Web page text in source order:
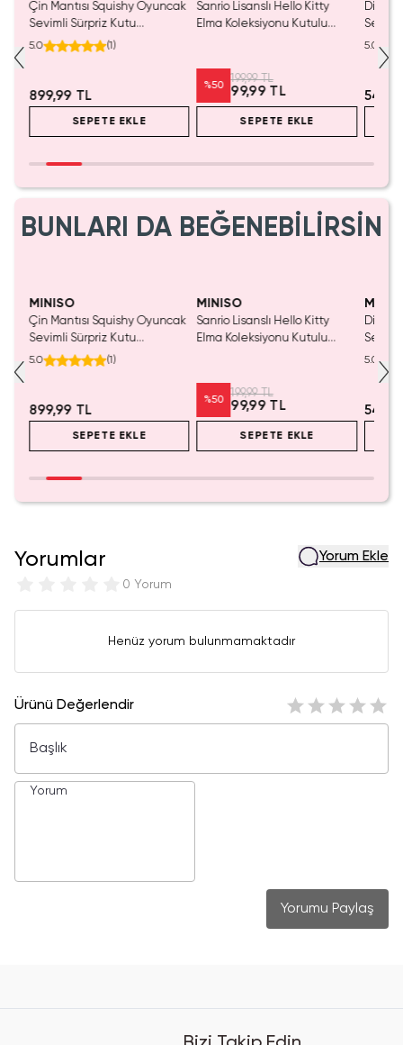
Çin Mantısı Squishy Oyuncak
Sevimli Sürpriz Kutu
Deneyimi - Blind Box
5.0 (1)
899,99 TL
SEPETE EKLE
Sanrio Lisanslı Hello Kitty
Elma Koleksiyonu Kutulu
%50
199,99 TL
99,99 TL
SEPETE EKLE
Disney
5.0
BUNLARI DA BEĞENEBİLİRSİN
MINISO
Çin Mantısı Squishy Oyuncak
Sevimli Sürpriz Kutu
Deneyimi - Blind Box
5.0 (1)
899,99 TL
SEPETE EKLE
MINISO
Sanrio Lisanslı Hello Kitty
Elma Koleksiyonu Kutulu
%50
199,99 TL
99,99 TL
SEPETE EKLE
Disney
5.0
Yorumlar
0 Yorum
Yorum Ekle
Henüz yorum bulunmamaktadır
Ürünü Değerlendir
Yorumu Paylaş